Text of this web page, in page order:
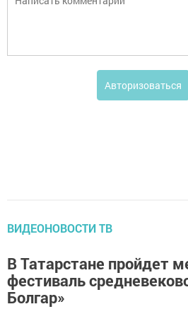
Авторизоваться
ВИДЕОНОВОСТИ ТВ
В Татарстане пройдет
фестиваль
Болгар»